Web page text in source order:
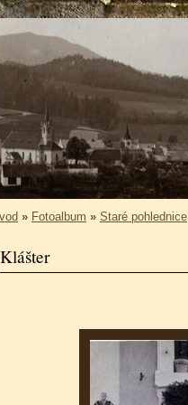
» Fotoalbum » Staré pohlednice
Klášter